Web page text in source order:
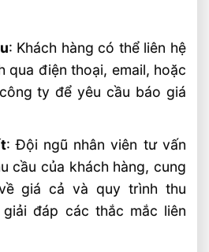
: Khách hàng có thể liên hệ
qua điện thoại, email, hoặc
ty để yêu cầu báo giá
: Đội ngũ nhân viên tư vấn
cầu của khách hàng, cung
giá cả và quy trình thu
giải đáp các thắc mắc liên